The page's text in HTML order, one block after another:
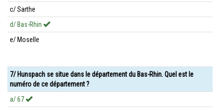
c/ Sarthe
d/ Bas-Rhin
e/ Moselle
7/ Hunspach se situe dans le département du Bas-Rhin. Quel est le
numéro de ce département ?
a/ 67